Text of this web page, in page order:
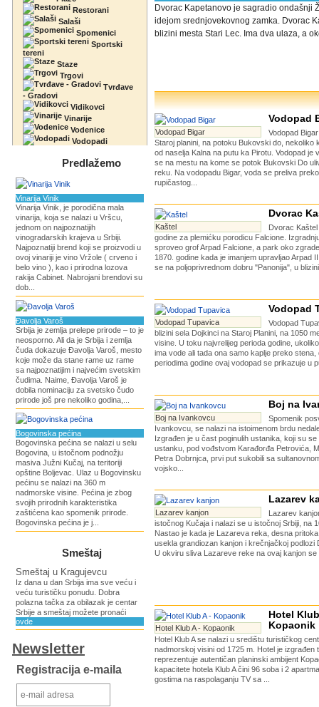
Restorani
Salaši
Spomenici
Sportski
tereni
Staze
Trgovi
Tvrđave
- Gradovi
Vidikovci
Vinarije
Vodenice
Vodopadi
Predlažemo
Vinarija Vinik
Vinarija Vinik, je porodična mala
vinarija, koja se nalazi u Vršcu,
jednom on najpoznatijih
vinogradarskih krajeva u Srbiji.
Najpoznatiji brend koji se proizvodi u
ovoj vinariji je vino Vržole ( crveno i
belo vino ), kao i prirodna lozova
rakija Cabinet. Nabrojani brendovi su
dob...
Đavolja Varoš
Srbija je zemlja prelepe prirode – to je
neosporno. Ali da je Srbija i zemlja
čuda dokazuje Đavolja Varoš, mesto
koje može da stane rame uz rame
sa najpoznatijim i najvećim svetskim
čudima. Naime, Đavolja Varoš je
dobila nominaciju za svetsko čudo
prirode još pre nekoliko godina,...
Bogovinska pećina
Bogovinska pećina se nalazi u selu
Bogovina, u istočnom podnožju
masiva Južni Kučaj, na teritoriji
opštine Boljevac. Ulaz u Bogovinsku
pećinu se nalazi na 360 m
nadmorske visine. Pеćina je zbog
svojih prirodnih karakteristika
zaštićena kao spomenik prirode.
Bogovinska pećina je j...
Smeštaj
Smeštaj u Kragujevcu
Iz dana u dan Srbija ima sve veću i
veću turističku ponudu. Dobra
polazna tačka za obilazak je centar
Srbije a smeštaj možete pronaći
ovde
Newsletter
Registracija e-maila
Dvorac Kapetanovo je sagradio ondašnji
idejom srednjovekovnog zamka. Dvorac
blizini mesta Stari Lec. Ima dva ulaza, a
Vodopad Bigar
Vodopad
Vodopad
Staroj planini, na potoku Bukovski do, nekoliko
od naselja Kalna na putu ka Pirotu. Vodopad je
se na mestu na kome se potok Bukovski Do
reku. Na vodopadu Bigar, voda se preliva
rupičastog...
Kaštel
Dvorac
Dvorac
godine za plemićku porodicu Falcione.
sproveo grof Arpad Falcione, a park oko
1870. godine kada je imanjem upravljao Arpad
se na poljoprivrednom dobru "Panonija", u
Vodopad Tupavica
Vodopad
Vodopad
blizini sela Dojkinci na Staroj Planini, na 1050
visine. U toku najvrelijeg perioda godine,
ima vode ali tada ona samo kaplje preko stena,
periodima godine ovaj vodopad se prikazuje u
Boj na Ivankovcu
Boj na
Spomenik
Ivankovcu, se nalazi na istoimenom brdu
Izgrađen je u čast poginulih ustanika, koji su
ustanku, pod vođstvom Karađorđa Petrovića,
Petra Dobrnjca, prvi put sukobili sa
vojsko...
Lazarev kanjon
Lazarev
Lazarev
istočnog Kučaja i nalazi se u istočnoj Srbiji, na
Nastao je kada je Lazareva reka, desna
usekla grandiozan kanjon i krečnjačkoj podlozi
U okviru sliva Lazareve reke na ovaj kanjon se
Hotel Klub A - Kopaonik
Hotel
Kopaonik
Hotel Klub A se nalazi u središtu turističkog
nadmorskoj visini od 1725 m. Hotel je izgrađen
reprezentuje autentičan planinski ambijent
kapacitete hotela Klub A čini 96 soba i 2
gostima na raspolaganju TV sa ...